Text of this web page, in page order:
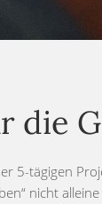
die
5-tägigen
nicht